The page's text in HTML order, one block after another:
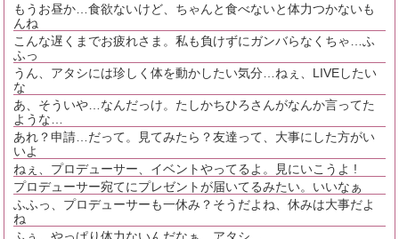
もうお昼か…食欲ないけど、ちゃんと食べないと体力つかないも
んね
こんな遅くまでお疲れさま。私も負けずにガンバらなくちゃ…ふ
ふっ
うん、アタシには珍しく体を動かしたい気分…ねぇ、LIVEしたい
な
あ、そういや…なんだっけ。たしかちひろさんがなんか言ってた
ような…
あれ？申請…だって。見てみたら？友達って、大事にした方がい
いよ
ねぇ、プロデューサー、イベントやってるよ。見にいこうよ !
プロデューサー宛てにプレゼントが届いてるみたい。いいなぁ
ふふっ、プロデューサーも一休み？そうだよね、休みは大事だよ
ね